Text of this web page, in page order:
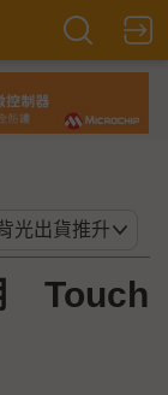
Touch